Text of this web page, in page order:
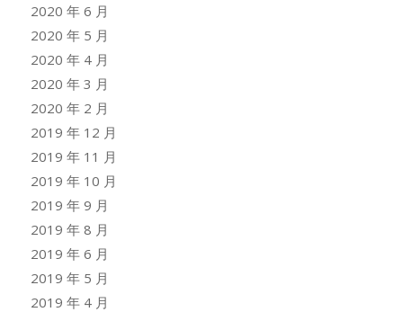
2020 年 6 月
2020 年 5 月
2020 年 4 月
2020 年 3 月
2020 年 2 月
2019 年 12 月
2019 年 11 月
2019 年 10 月
2019 年 9 月
2019 年 8 月
2019 年 6 月
2019 年 5 月
2019 年 4 月